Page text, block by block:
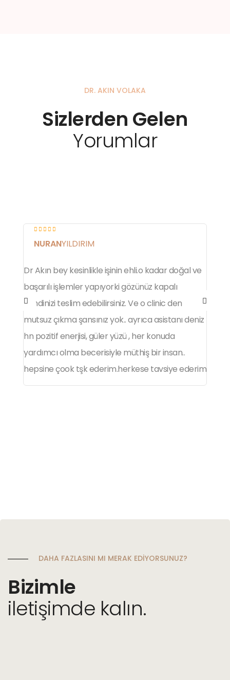
DR. AKIN VOLAKA
Sizlerden Gelen
Yorumlar
NURANYILDIRIM
Dr Akın bey kesinlikle işinin ehli.o kadar doğal ve
başarılı işlemler yapıyorki gözünüz kapalı
kendinizi teslim edebilirsiniz. Ve o clinic den
mutsuz çıkma şansınız yok.. ayrıca asistanı deniz
hn pozitif enerjisi, güler yüzü , her konuda
yardımcı olma becerisiyle müthiş bir insan..
hepsine çook tşk ederim.herkese tavsiye ederim
DAHA FAZLASINI MI MERAK EDİYORSUNUZ?
Bizimle
iletişimde kalın.